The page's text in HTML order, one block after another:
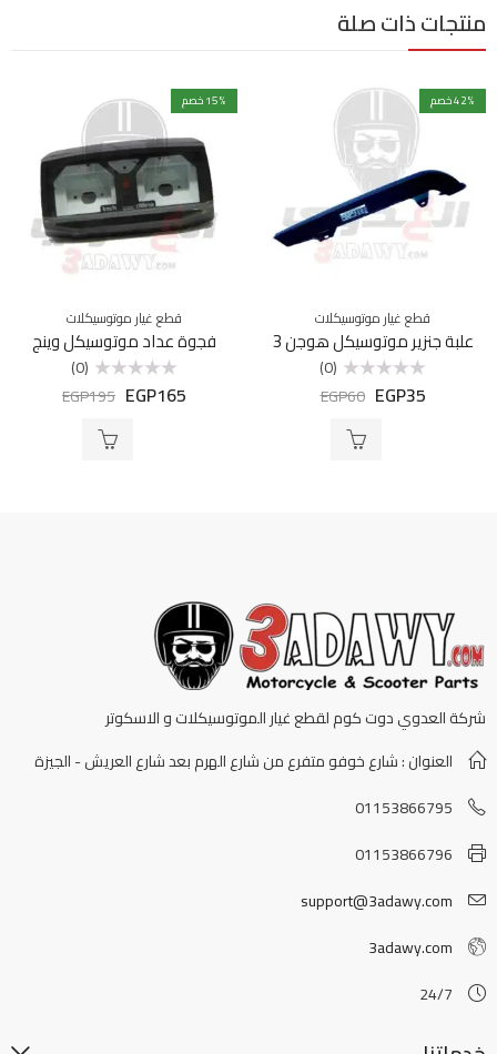
منتجات ذات صلة
42% خصم
قطع غيار موتوسيكلات
علبة جنزير موتوسيكل هوجن 3
التقييم
(0)
EGP35
EGP60
15% خصم
قطع غيار موتوسيكلات
فجوة عداد موتوسيكل وينج
التقييم
(0)
EGP165
EGP195
شركة العدوي دوت كوم لقطع غيار الموتوسيكلات و الاسكوتر
العنوان : شارع خوفو متفرع من شارع الهرم بعد شارع العريش - الجيزة
01153866795
01153866796
support@3adawy.com
3adawy.com
24/7